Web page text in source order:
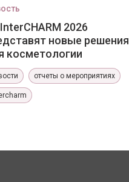
2026
новые решения
косметологии
отчеты о мероприятиях